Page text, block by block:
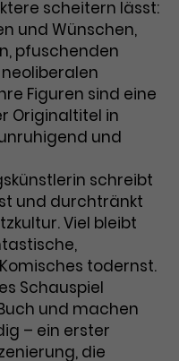
1
Analytics
Bestimmte
maximal einmal
Analytics
es gesetzt ist,
verwendet, um
mit
zu messen und
scheitern lässt:
und Wünschen,
pfuschenden
Figuren sind eine
Originaltitel in
und
schreibt
und durchtränkt
Viel bleibt
todernst.
Schauspiel
und machen
– ein erster
die